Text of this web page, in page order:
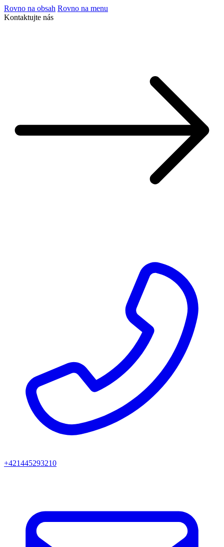
Rovno na obsah Rovno na menu
Kontaktujte nás
+421445293210